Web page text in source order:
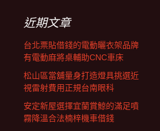
近期文章
台北票貼借錢的電動曬衣架品牌
有電動麻將桌輔助CNC車床
松山區當舖量身打造燈具挑選近
視雷射費用正規台南眼科
安定新屋選擇宜蘭賞鯨的滿足噴
霧降溫合法楠梓機車借錢